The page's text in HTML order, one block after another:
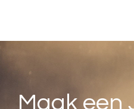
Maak een